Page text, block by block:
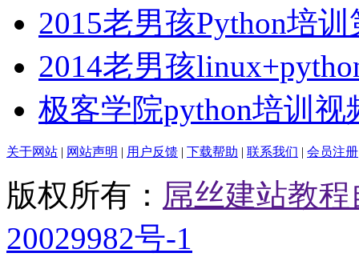
2015老男孩Python培
2014老男孩
极客学院python培训视
关于网站 | 网站声明 | 用户反馈 | 下载帮助 | 联系我们 | 会员注册
版权所有： 屌丝建站教
20029982号-1